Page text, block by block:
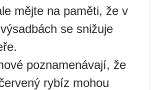
mějte na paměti, že v
se snižuje
poznamenávají, že
rybíz mohou